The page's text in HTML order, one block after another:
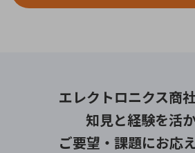
エレクトロニクス商
知見と経験を活か
ご要望・課題にお応え